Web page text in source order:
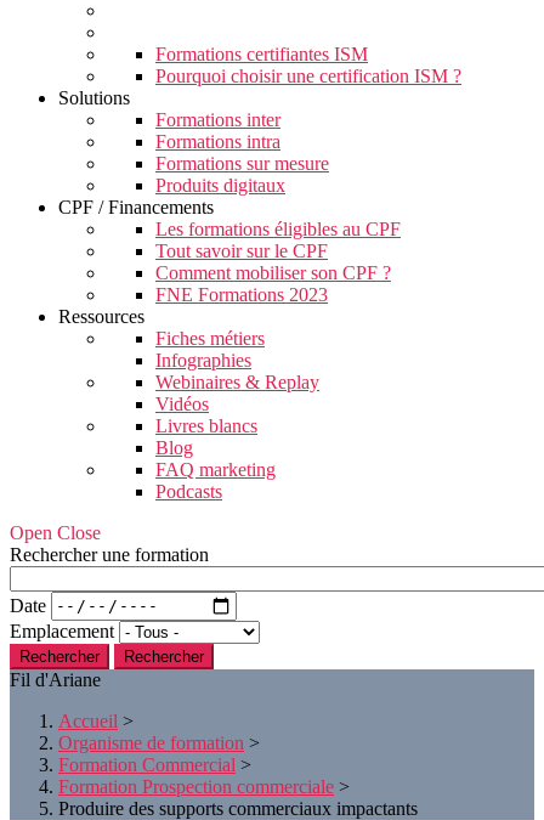
Formations certifiantes ISM
Pourquoi choisir une certification ISM ?
Solutions
Formations inter
Formations intra
Formations sur mesure
Produits digitaux
CPF / Financements
Les formations éligibles au CPF
Tout savoir sur le CPF
Comment mobiliser son CPF ?
FNE Formations 2023
Ressources
Fiches métiers
Infographies
Webinaires & Replay
Vidéos
Livres blancs
Blog
FAQ marketing
Podcasts
Open Close
Rechercher une formation
Date
Emplacement
Rechercher
Fil d'Ariane
Accueil >
Organisme de formation >
Formation Commercial >
Formation Prospection commerciale >
Produire des supports commerciaux impactants